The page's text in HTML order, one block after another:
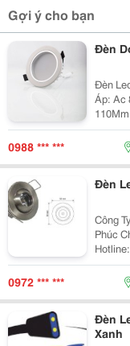
Gợi ý cho bạn
Đèn
Đèn Led
Áp: Ac 85V
110Mm * 65Mm Kích
Thông : 630
0988 *** ***
Đèn
Công Ty
Phúc Chu,
Hotline:
Http://
0972 *** ***
Đèn
Xanh